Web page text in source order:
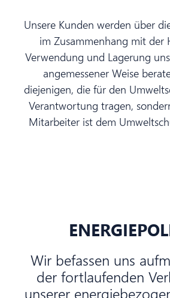
Unsere Kunden werden über
im Zusammenhang mit der
Verwendung und Lagerung
angemessener Weise
diejenigen, die für den
Verantwortung tragen,
Mitarbeiter ist dem
Wir befassen uns
der fortlaufenden
unserer